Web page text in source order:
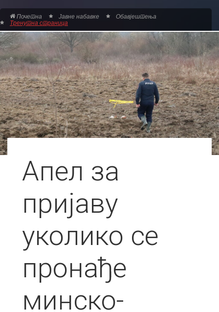
Почетна Јавне набавке Обавјештења
Тренутна страница
Апел за
пријаву
уколико се
пронађе
минско-